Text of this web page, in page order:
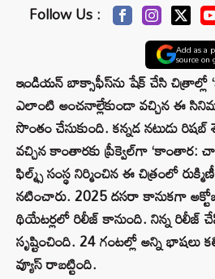
Follow Us :
Add as a
source on
ఇండియన్ బాక్సాఫీస్‌ను షేక్ చేసి చిత్రాల్లో
ఎలాంటి అంచనాల్లేకుండా వచ్చిన ఈ
సొంతం చేసుకుంది. కన్నడ నటుడు రిషబ్
వచ్చిన కాంతారకు ప్రీక్వెల్‌గా ‘కాంతార:
ఫిల్మ్స్‌ సంస్థ నిర్మించిన ఈ చిత్రంలో
నటించారు. 2025 దసరా కానుకగా
థియేటర్లలో రిలీజ్ కానుంది. నిన్న రిలీజ్
సృష్టించింది. 24 గంటల్లో అన్ని
వ్యూస్ రాబట్టింది.